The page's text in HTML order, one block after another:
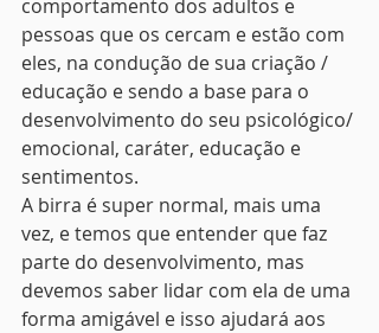
comportamento dos adultos e
pessoas que os cercam e estão com
eles, na condução de sua criação /
educação e sendo a base para o
desenvolvimento do seu psicológico/
emocional, caráter, educação e
sentimentos.
A birra é super normal, mais uma
vez, e temos que entender que faz
parte do desenvolvimento, mas
devemos saber lidar com ela de uma
forma amigável e isso ajudará aos